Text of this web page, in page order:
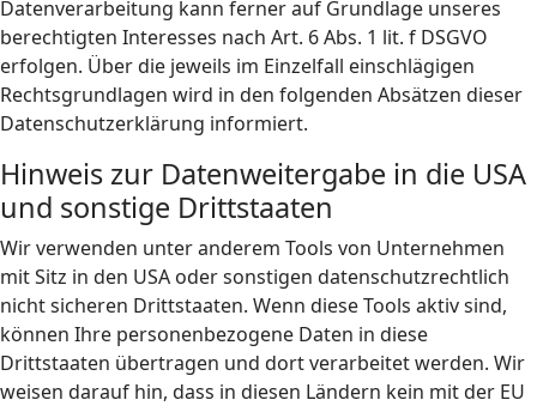
Datenverarbeitung kann ferner auf Grundlage unseres
berechtigten Interesses nach Art. 6 Abs. 1 lit. f DSGVO
erfolgen. Über die jeweils im Einzelfall einschlägigen
Rechtsgrundlagen wird in den folgenden Absätzen dieser
Datenschutzerklärung informiert.
Hinweis zur Datenweitergabe in die USA
und sonstige Drittstaaten
Wir verwenden unter anderem Tools von Unternehmen
mit Sitz in den USA oder sonstigen datenschutzrechtlich
nicht sicheren Drittstaaten. Wenn diese Tools aktiv sind,
können Ihre personenbezogene Daten in diese
Drittstaaten übertragen und dort verarbeitet werden. Wir
weisen darauf hin, dass in diesen Ländern kein mit der EU